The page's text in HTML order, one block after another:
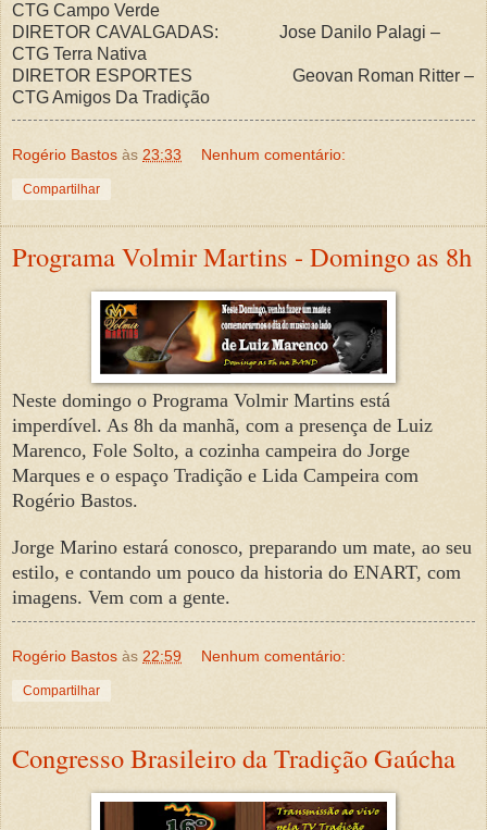
CTG Campo Verde
DIRETOR CAVALGADAS: Jose Danilo Palagi –
CTG Terra Nativa
DIRETOR ESPORTES Geovan Roman Ritter –
CTG Amigos Da Tradição
Rogério Bastos às 23:33 Nenhum comentário:
Compartilhar
Programa Volmir Martins - Domingo as 8h
Neste domingo o Programa Volmir Martins está
imperdível. As 8h da manhã, com a presença de Luiz
Marenco, Fole Solto, a cozinha campeira do Jorge
Marques e o espaço Tradição e Lida Campeira com
Rogério Bastos.
Jorge Marino estará conosco, preparando um mate, ao seu
estilo, e contando um pouco da historia do ENART, com
imagens. Vem com a gente.
Rogério Bastos às 22:59 Nenhum comentário:
Compartilhar
Congresso Brasileiro da Tradição Gaúcha